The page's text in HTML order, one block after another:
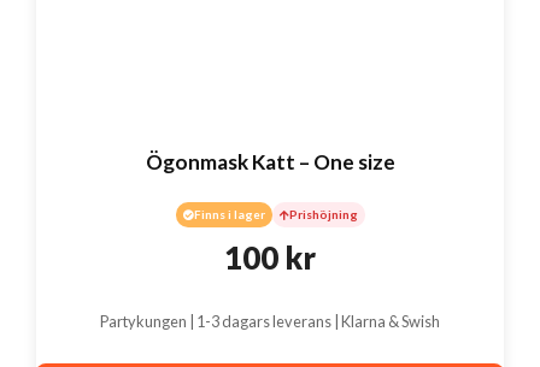
Ögonmask Katt – One size
Finns i lager Prishöjning
100 kr
Partykungen | 1-3 dagars leverans | Klarna & Swish